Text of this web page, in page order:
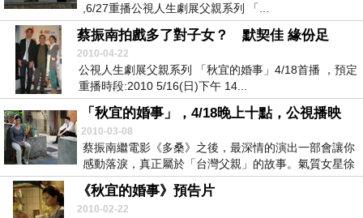
,6/27重播公視人生劇展父親系列 「...
蔡振南拍戲多了對子女？ 默契佳 緣份足
2010-04-22
公視人生劇展父親系列 「秋宜的婚事」4/18首播 ，預定
重播時段:2010 5/16(日)下午 14...
「秋宜的婚事」，4/18晚上十點，公視播映
2010-03-08
蔡振南繼電影《多桑》之後，最深情的演出一部會讓你
感動落淚，真正屬於「台灣父親」的故事。氣質女星徐
麗雯...
《秋宜的婚事》預告片
2010-02-22